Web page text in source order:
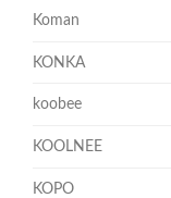
Koman
KONKA
koobee
KOOLNEE
KOPO